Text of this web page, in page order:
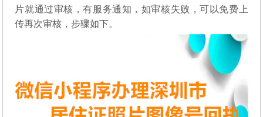
片就通过审核，有服务通知，如审核失败，可以免费上
传再次审核，步骤如下。